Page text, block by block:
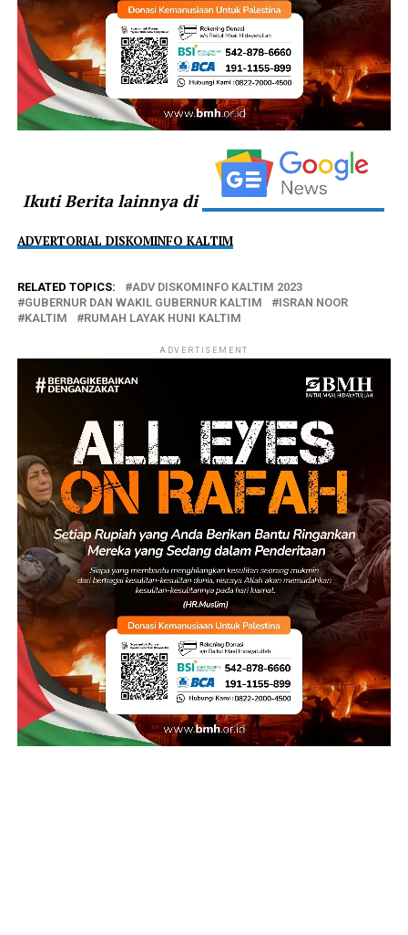
Ikuti Berita lainnya di
ADVERTORIAL DISKOMINFO KALTIM
RELATED TOPICS:
ADV DISKOMINFO KALTIM 2023
GUBERNUR DAN WAKIL GUBERNUR KALTIM
ISRAN NOOR
KALTIM
RUMAH LAYAK HUNI KALTIM
ADVERTISEMENT